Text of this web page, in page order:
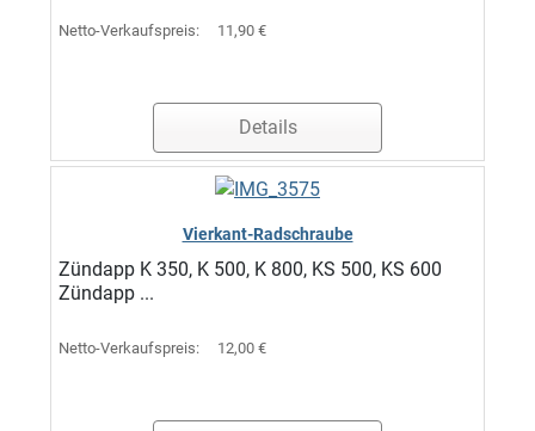
Netto-Verkaufspreis: 11,90 €
Details
Vierkant-Radschraube
Zündapp K 350, K 500, K 800, KS 500, KS 600
Zündapp ...
Netto-Verkaufspreis: 12,00 €